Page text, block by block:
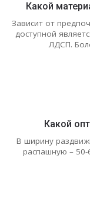
Какой
Зависит от
доступной
ЛДСП.
Какой
В ширину
распашную –